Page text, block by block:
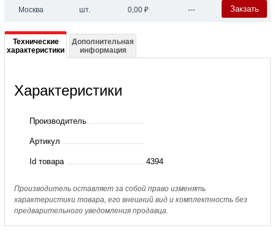
Москва шт. 0,00 ₽ --- Закзать
Подробная
информация
FD
Технические
характеристики
Дополнительная
информация
Характеристики
Производитель
Артикул
Id товара 4394
Производитель оставляет за собой право изменять
характеристики товара, его внешний вид и комплектность без
предварительного уведомления продавца.